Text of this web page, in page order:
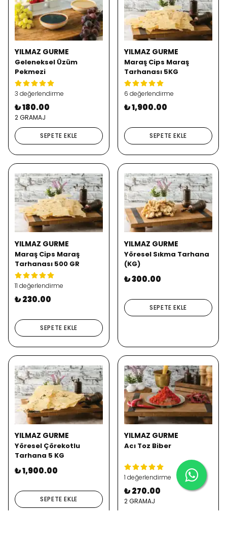
YILMAZ GURME
Geleneksel Üzüm
Pekmezi
3 değerlendirme
₺ 180.00
2 GRAMAJ
SEPETE EKLE
YILMAZ GURME
Maraş Cips Maraş
Tarhanası 5KG
6 değerlendirme
₺ 1,900.00
SEPETE EKLE
YILMAZ GURME
Maraş Cips Maraş
Tarhanası 500 GR
11 değerlendirme
₺ 230.00
SEPETE EKLE
YILMAZ GURME
Yöresel Sıkma Tarhana
(KG)
₺ 300.00
SEPETE EKLE
YILMAZ GURME
Yöresel Çörekotlu
Tarhana 5 KG
₺ 1,900.00
SEPETE EKLE
YILMAZ GURME
Acı Toz Biber
1 değerlendirme
₺ 270.00
2 GRAMAJ